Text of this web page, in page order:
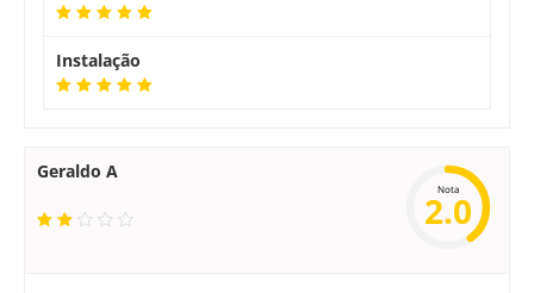
Instalação
Geraldo A
Nota
2.0